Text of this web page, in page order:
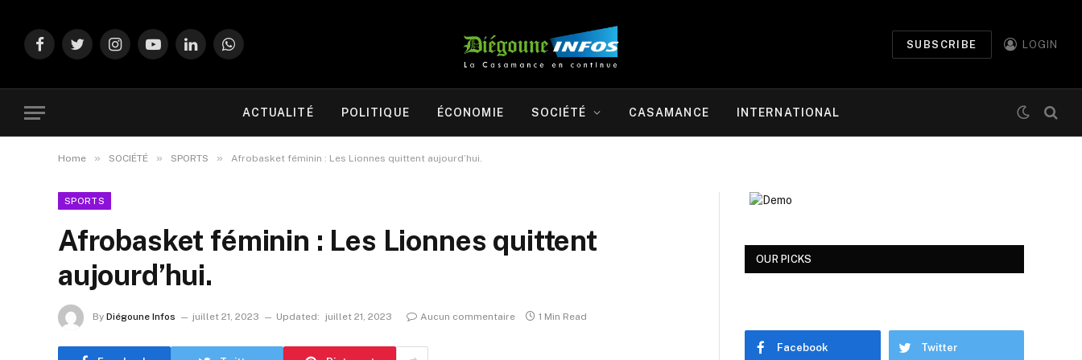
FacebookTwitterInstagramYouTubeLinkedInWhatsApp
SUBSCRIBE LOGIN
ACTUALITÉ POLITIQUE ÉCONOMIE SOCIÉTÉ CASAMANCE INTERNATIONAL
Home » SOCIÉTÉ » SPORTS » Afrobasket féminin : Les Lionnes quittent aujourd’hui.
SPORTS
Afrobasket féminin : Les Lionnes quittent
aujourd’hui.
By Diégoune Infos juillet 21, 2023 Updated: juillet 21, 2023 Aucun commentaire 1 Min Read
OUR PICKS
Facebook Twitter